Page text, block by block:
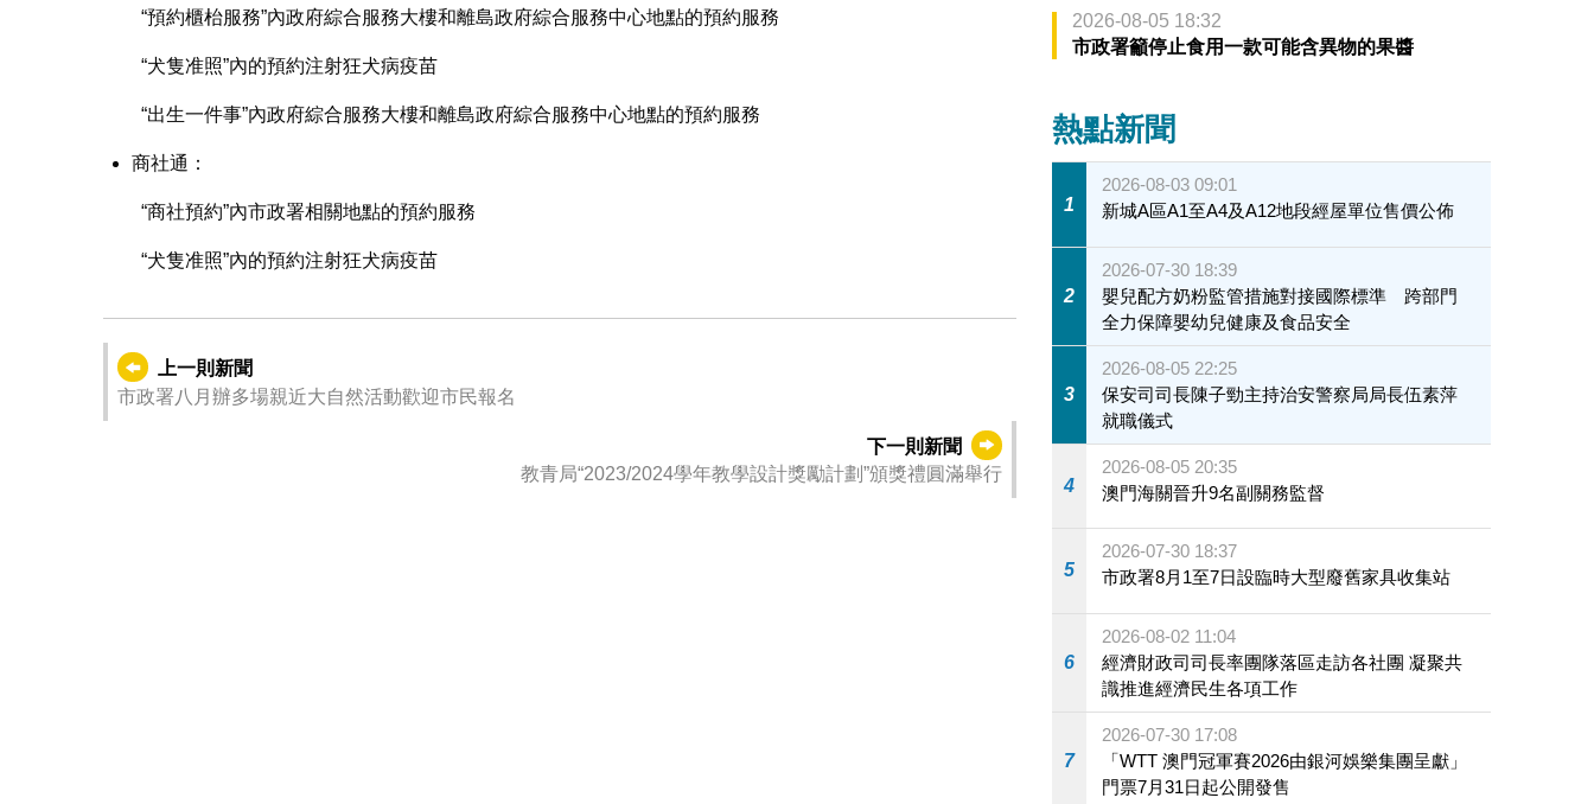
“預約櫃枱服務”內政府綜合服務大樓和離島政府綜合服務中心地點的預約服務
“犬隻准照”內的預約注射狂犬病疫苗
“出生一件事”內政府綜合服務大樓和離島政府綜合服務中心地點的預約服務
商社通：
“商社預約”內市政署相關地點的預約服務
“犬隻准照”內的預約注射狂犬病疫苗
上一則新聞
市政署八月辦多場親近大自然活動歡迎市民報名
下一則新聞
教青局“2023/2024學年教學設計獎勵計劃”頒獎禮圓滿舉行
2026-08-05 18:32
市政署籲停止食用一款可能含異物的果醬
熱點新聞
1
2026-08-03 09:01
新城A區A1至A4及A12地段經屋單位售價公佈
2
2026-07-30 18:39
嬰兒配方奶粉監管措施對接國際標準 跨部門
全力保障嬰幼兒健康及食品安全
3
2026-08-05 22:25
保安司司長陳子勁主持治安警察局局長伍素萍
就職儀式
4
2026-08-05 20:35
澳門海關晉升9名副關務監督
5
2026-07-30 18:37
市政署8月1至7日設臨時大型廢舊家具收集站
6
2026-08-02 11:04
經濟財政司司長率團隊落區走訪各社團 凝聚共
識推進經濟民生各項工作
7
2026-07-30 17:08
「WTT 澳門冠軍賽2026由銀河娛樂集團呈獻」
門票7月31日起公開發售